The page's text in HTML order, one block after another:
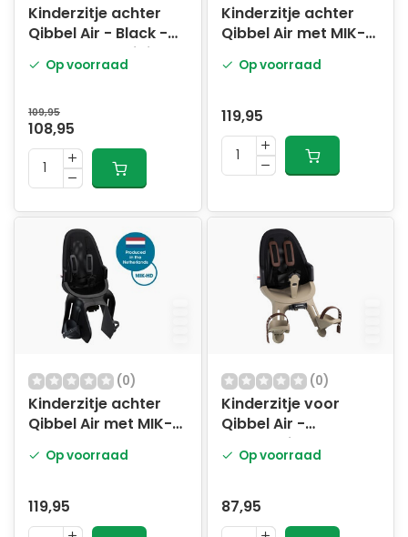
Kinderzitje achter
Qibbel Air - Black -
Dragerbevestiging
Op voorraad
109,95
108,95
Kinderzitje achter
Qibbel Air met MIK-
bevestiging - denim
Op voorraad
119,95
(0)
Kinderzitje achter
Qibbel Air met MIK-
bevestiging - zwart
Op voorraad
119,95
(0)
Kinderzitje voor
Qibbel Air -
cappuccino
Op voorraad
87,95